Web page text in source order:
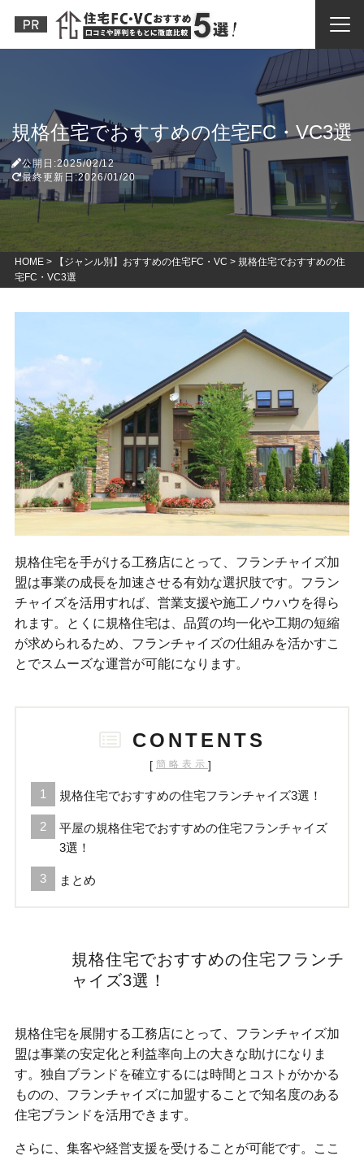
規格住宅でおすすめの住宅FC・VC3選
公開日:2025/02/12
最終更新日:2026/01/20
HOME> 【ジャンル別】おすすめの住宅FC・VC > 規格住宅でおすすめの住
宅FC・VC3選
規格住宅を手がける工務店にとって、フランチャイズ加
盟は事業の成長を加速させる有効な選択肢です。フラン
チャイズを活用すれば、営業支援や施工ノウハウを得ら
れます。とくに規格住宅は、品質の均一化や工期の短縮
が求められるため、フランチャイズの仕組みを活かすこ
とでスムーズな運営が可能になります。
CONTENTS
[ 簡略表示 ]
規格住宅でおすすめの住宅フランチャイズ3選！
平屋の規格住宅でおすすめの住宅フランチャイズ
3選！
まとめ
規格住宅でおすすめの住宅フランチ
ャイズ3選！
規格住宅を展開する工務店にとって、フランチャイズ加
盟は事業の安定化と利益率向上の大きな助けになりま
す。独自ブランドを確立するには時間とコストがかかる
ものの、フランチャイズに加盟することで知名度のある
住宅ブランドを活用できます。
さらに、集客や経営支援を受けることが可能です。ここ